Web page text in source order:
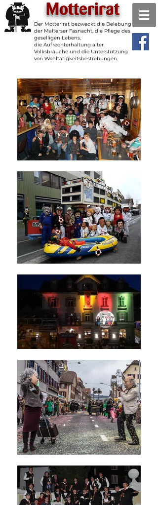
Motterirat
Der Motterirat bezweckt die Belebung
der Malterser Fasnacht, die Pflege des
geselligen Lebens,
die Aufrechterhaltung alter
Volksbräuche und die Unterstützung
von Wohltätigkeitsbestrebungen.